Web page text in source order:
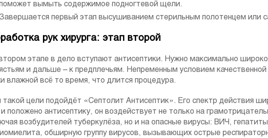
вымыть содержимое подногтевой щели.
первый этап высушиванием стерильным полотенцем или
рук хирурга: этап второй
этапе в дело вступают антисептики. Нужно максимально
и дальше – к предплечьям. Непременным условием
влажной всё то время, что длится процедура.
такой цели подойдёт «Септолит Антисептик». Его спектр действия
и положено антисептику, он воздействует не только на
возбудителей туберкулёза, но и на опасные вирусы: ВИЧ,
обширную группу вирусов, вызывающих острые